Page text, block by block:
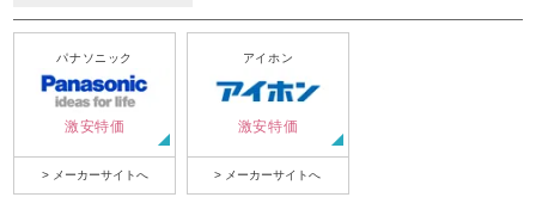
パナソニック
激安特価
> メーカーサイトへ
アイホン
激安特価
> メーカーサイトへ